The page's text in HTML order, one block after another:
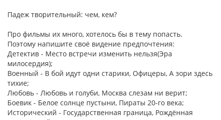
Падеж творительный: чем, кем?
Про фильмы их много, хотелось бы в тему попасть.
Поэтому напишите своё видение предпочтения:
Детектив - Место встречи изменить нельзя(Эра
милосердия);
Военный - В бой идут одни старики, Офицеры, А зори здесь
тихие;
Любовь - Любовь и голуби, Москва слезам ни верит;
Боевик - Белое солнце пустыни, Пираты 20-го века;
Исторический - Государственная граница, Рождённая